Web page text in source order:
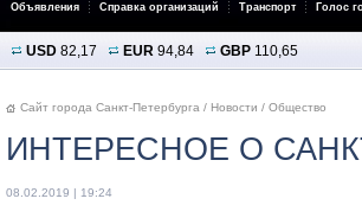
Объявления Справка организаций Транспорт Голос
USD 82,17 EUR 94,84 GBP 110,65
Сайт города Санкт-Петербурга / Новости / Общество
ИНТЕРЕСНОЕ О
08.02.2019 | 19:24